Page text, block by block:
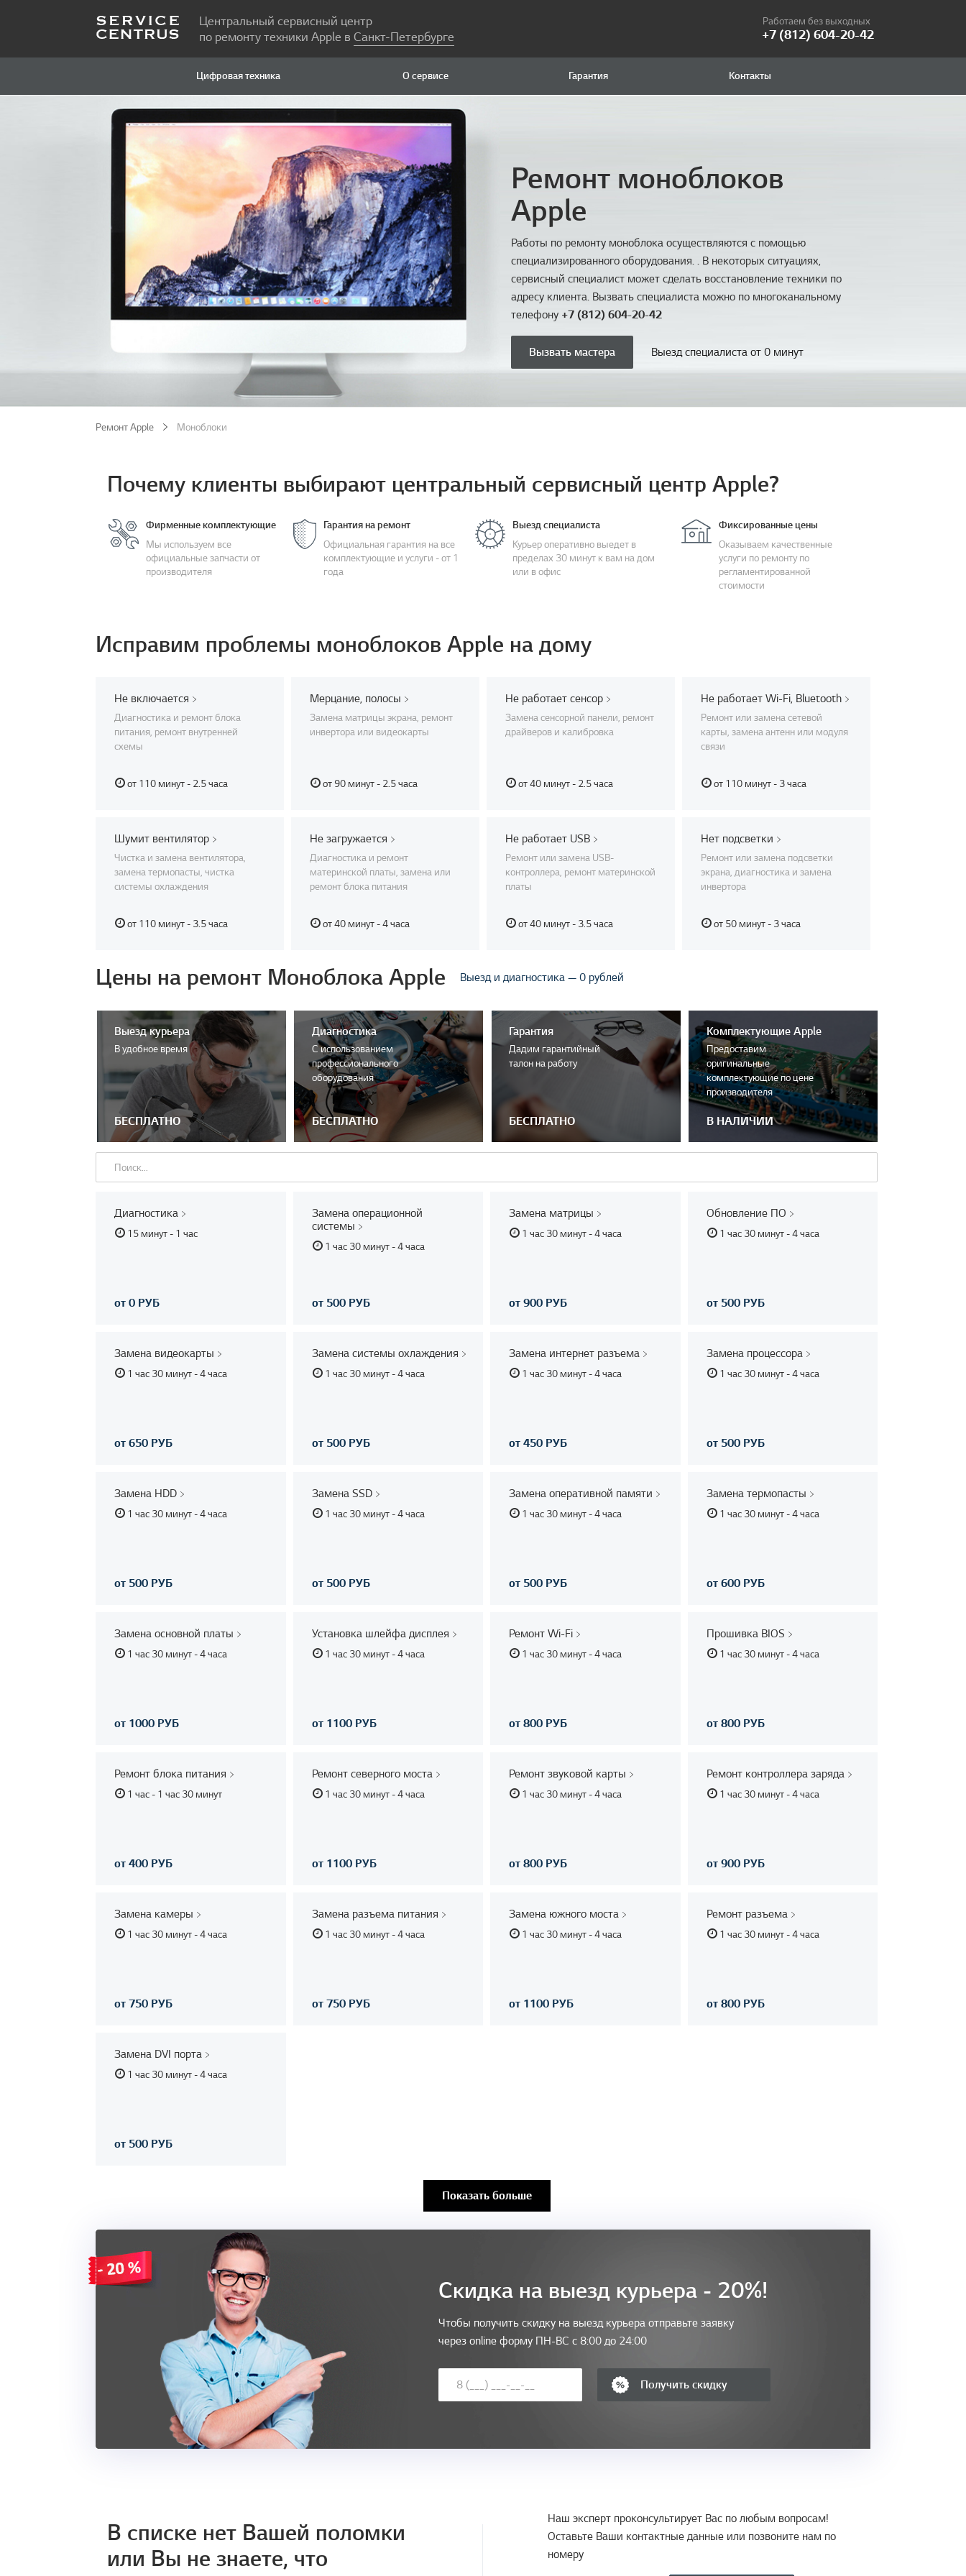
Центральный сервисный центр
по ремонту техники Apple в Санкт-Петербурге
Работаем без выходных
+7 (812) 604-20-42
Цифровая техника О сервисе Гарантия Контакты
Ремонт моноблоков
Apple
Работы по ремонту моноблока осуществляются с помощью
специализированного оборудования. . В некоторых ситуациях,
сервисный специалист может сделать восстановление техники по
адресу клиента. Вызвать специалиста можно по многоканальному
телефону +7 (812) 604-20-42
Вызвать мастера Выезд специалиста от 0 минут
Ремонт Apple Моноблоки
Почему клиенты выбирают центральный сервисный центр Apple?
Фирменные комплектующие
Мы используем все
официальные запчасти от
производителя
Гарантия на ремонт
Официальная гарантия на все
комплектующие и услуги - от 1
года
Выезд специалиста
Курьер оперативно выедет в
пределах 30 минут к вам на дом
или в офис
Фиксированные цены
Оказываем качественные
услуги по ремонту по
регламентированной
стоимости
Исправим проблемы моноблоков Apple на дому
Не включается
Диагностика и ремонт блока
питания, ремонт внутренней
схемы
от 110 минут - 2.5 часа
Мерцание, полосы
Замена матрицы экрана, ремонт
инвертора или видеокарты
от 90 минут - 2.5 часа
Не работает сенсор
Замена сенсорной панели, ремонт
драйверов и калибровка
от 40 минут - 2.5 часа
Не работает Wi-Fi, Bluetooth
Ремонт или замена сетевой
карты, замена антенн или модуля
связи
от 110 минут - 3 часа
Шумит вентилятор
Чистка и замена вентилятора,
замена термопасты, чистка
системы охлаждения
от 110 минут - 3.5 часа
Не загружается
Диагностика и ремонт
материнской платы, замена или
ремонт блока питания
от 40 минут - 4 часа
Не работает USB
Ремонт или замена USB-
контроллера, ремонт материнской
платы
от 40 минут - 3.5 часа
Нет подсветки
Ремонт или замена подсветки
экрана, диагностика и замена
инвертора
от 50 минут - 3 часа
Цены на ремонт Моноблока Apple Выезд и диагностика — 0 рублей
Выезд курьера
В удобное время
БЕСПЛАТНО
Диагностика
С использованием
профессионального
оборудования
БЕСПЛАТНО
Гарантия
Дадим гарантийный
талон на работу
БЕСПЛАТНО
Комплектующие Apple
Предоставим
оригинальные
комплектующие по цене
производителя
В НАЛИЧИИ
Диагностика
15 минут - 1 час
от 0 РУБ
Замена операционной
системы
1 час 30 минут - 4 часа
от 500 РУБ
Замена матрицы
1 час 30 минут - 4 часа
от 900 РУБ
Обновление ПО
1 час 30 минут - 4 часа
от 500 РУБ
Замена видеокарты
1 час 30 минут - 4 часа
от 650 РУБ
Замена системы охлаждения
1 час 30 минут - 4 часа
от 500 РУБ
Замена интернет разъема
1 час 30 минут - 4 часа
от 450 РУБ
Замена процессора
1 час 30 минут - 4 часа
от 500 РУБ
Замена HDD
1 час 30 минут - 4 часа
от 500 РУБ
Замена SSD
1 час 30 минут - 4 часа
от 500 РУБ
Замена оперативной памяти
1 час 30 минут - 4 часа
от 500 РУБ
Замена термопасты
1 час 30 минут - 4 часа
от 600 РУБ
Замена основной платы
1 час 30 минут - 4 часа
от 1000 РУБ
Установка шлейфа дисплея
1 час 30 минут - 4 часа
от 1100 РУБ
Ремонт Wi-Fi
1 час 30 минут - 4 часа
от 800 РУБ
Прошивка BIOS
1 час 30 минут - 4 часа
от 800 РУБ
Ремонт блока питания
1 час - 1 час 30 минут
от 400 РУБ
Ремонт северного моста
1 час 30 минут - 4 часа
от 1100 РУБ
Ремонт звуковой карты
1 час 30 минут - 4 часа
от 800 РУБ
Ремонт контроллера заряда
1 час 30 минут - 4 часа
от 900 РУБ
Замена камеры
1 час 30 минут - 4 часа
от 750 РУБ
Замена разъема питания
1 час 30 минут - 4 часа
от 750 РУБ
Замена южного моста
1 час 30 минут - 4 часа
от 1100 РУБ
Ремонт разъема
1 час 30 минут - 4 часа
от 800 РУБ
Замена DVI порта
1 час 30 минут - 4 часа
от 500 РУБ
Показать больше
Скидка на выезд курьера - 20%!
Чтобы получить скидку на выезд курьера отправьте заявку
через online форму ПН-ВС с 8:00 до 24:00
Получить скидку
В списке нет Вашей поломки
или Вы не знаете, что
Наш эксперт проконсультирует Вас по любым вопросам!
Оставьте Ваши контактные данные или позвоните нам по
номеру